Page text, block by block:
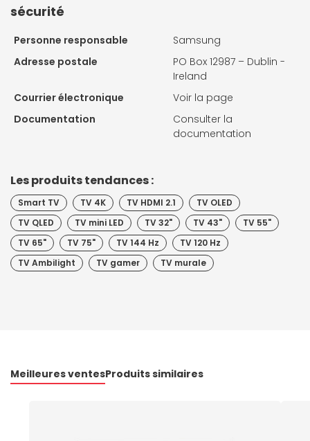
sécurité
Personne responsable
Samsung
Adresse postale
PO Box 12987 – Dublin -
Ireland
Courrier électronique
Voir la page
Documentation
Consulter la
documentation
Les produits tendances :
Smart TV TV 4K TV HDMI 2.1
TV OLED
TV QLED
TV mini LED TV 32" TV 43"
TV 55"
TV 65"
TV 75" TV 144 Hz
TV 120 Hz
TV Ambilight
TV gamer TV murale
Meilleures ventesProduits similaires